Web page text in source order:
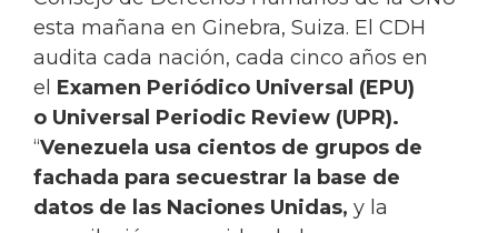
esta mañana en Ginebra, Suiza. El CDH
audita cada nación, cada cinco años en
el Examen Periódico Universal (EPU)
o Universal Periodic Review (UPR).
“Venezuela usa cientos de grupos de
fachada para secuestrar la base de
datos de las Naciones Unidas, y la